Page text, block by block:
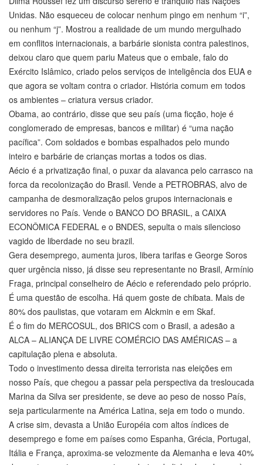
Unidas. Não esqueceu de colocar nenhum pingo em nenhum “i”,
ou nenhum “j”. Mostrou a realidade de um mundo mergulhado
em conflitos internacionais, a barbárie sionista contra palestinos,
deixou claro que quem pariu Mateus que o embale, falo do
Exército Islâmico, criado pelos serviços de inteligência dos EUA e
que agora se voltam contra o criador. História comum em todos
os ambientes – criatura versus criador.
Obama, ao contrário, disse que seu país (uma ficção, hoje é
conglomerado de empresas, bancos e militar) é “uma nação
pacífica”. Com soldados e bombas espalhados pelo mundo
inteiro e barbárie de crianças mortas a todos os dias.
Aécio é a privatização final, o puxar da alavanca pelo carrasco na
forca da recolonização do Brasil. Vende a PETROBRAS, alvo de
campanha de desmoralização pelos grupos internacionais e
servidores no País. Vende o BANCO DO BRASIL, a CAIXA
ECONÔMICA FEDERAL e o BNDES, sepulta o mais silencioso
vagido de liberdade no seu brazil.
Gera desemprego, aumenta juros, libera tarifas e George Soros
quer urgência nisso, já disse seu representante no Brasil, Armínio
Fraga, principal conselheiro de Aécio e referendado pelo próprio.
É uma questão de escolha. Há quem goste de chibata. Mais de
80% dos paulistas, que votaram em Alckmin e em Skaf.
É o fim do MERCOSUL, dos BRICS com o Brasil, a adesão a
ALCA – ALIANÇA DE LIVRE COMÉRCIO DAS AMÉRICAS – a
capitulação plena e absoluta.
Todo o investimento dessa direita terrorista nas eleições em
nosso País, que chegou a passar pela perspectiva da tresloucada
Marina da Silva ser presidente, se deve ao peso de nosso País,
seja particularmente na América Latina, seja em todo o mundo.
A crise sim, devasta a União Européia com altos índices de
desemprego e fome em países como Espanha, Grécia, Portugal,
Itália e França, aproxima-se velozmente da Alemanha e leva 40%